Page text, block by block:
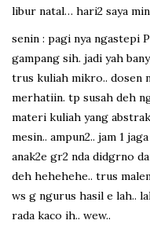
libur natal… hari2 saya
senin : pagi nya ngastepi
gampang sih. jadi yah
trus kuliah mikro.. dosen
merhatiin. tp susah deh
materi kuliah yang
mesin.. ampun2.. jam 1
anak2e gr2 nda didgrno
deh hehehehe.. trus
ws g ngurus hasil e lah..
rada kaco ih.. wew..